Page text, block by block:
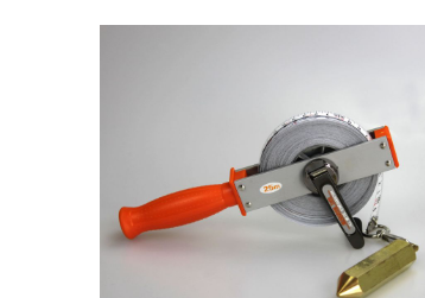
Нержавеющей Стали 316SS